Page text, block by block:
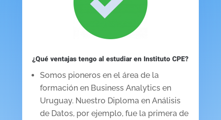
¿Qué ventajas tengo al estudiar en Instituto CPE?
Somos pioneros en el área de la
formación en Business Analytics en
Uruguay. Nuestro Diploma en Análisis
de Datos, por ejemplo, fue la primera de